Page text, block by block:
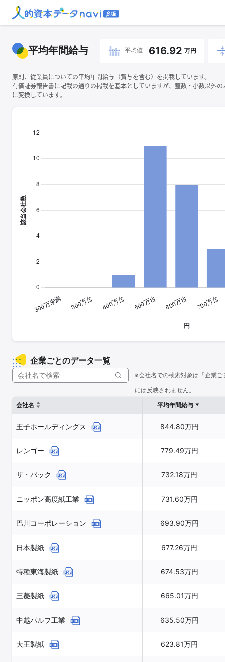
平均年間給与 平均値 616.92 万円
原則、従業員についての平均年間給与（賞与を含む）を掲載しています。
有価証券報告書に記載の通りの掲載を基本としていますが、整数・小数以外
に変換しています。
企業ごとのデータ一覧
※会社名での検索対象は「企業
には反映されません。
会社名
平均年間給与
王子ホールディングス 844.80万円
レンゴー 779.49万円
ザ・パック 732.18万円
ニッポン高度紙工業 731.60万円
巴川コーポレーション 693.90万円
日本製紙 677.26万円
特種東海製紙 674.53万円
三菱製紙 665.01万円
中越パルプ工業 635.50万円
大王製紙 623.81万円